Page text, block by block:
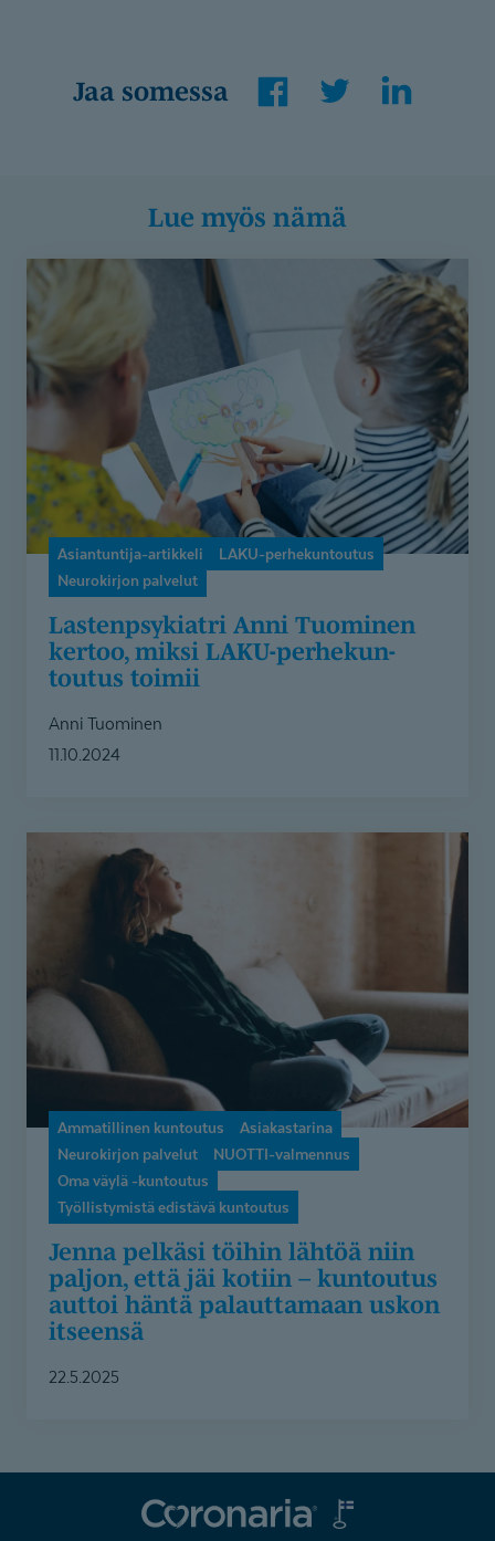
Jaa somessa
Lue myös nämä
Lastenpsykiatri
Anni
Tuominen
kertoo,
miksi
LAKU-
toimii
Asiantuntija-artikkeli
LAKU-perhekuntoutus
Neurokirjon palvelut
Lastenpsy­kiatri Anni Tuominen
kertoo, miksi LAKU-perhe­kun­
toutus toimii
Anni Tuominen
11.10.2024
että
kotiin
kuntoutus
auttoi
häntä
palauttamaan
uskon
itseensä
Ammatillinen kuntoutus
Asiakastarina
Neurokirjon palvelut
NUOTTI-valmennus
Oma väylä -kuntoutus
Työllistymistä edistävä kuntoutus
Jenna pelkäsi töihin lähtöä niin
paljon, että jäi kotiin – kuntoutus
auttoi häntä palauttamaan uskon
itseensä
22.5.2025
Coronaria